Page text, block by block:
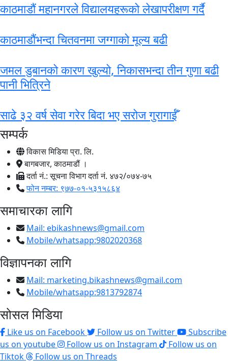
काठमाडौं महानगरले विद्यालयहरूको लेखापरीक्षण गर्दै
काठमाडौंभन्दा चितवनमा जग्गाको मूल्य बढी
जमल डुबानको कारण खुल्यो, निकासभन्दा तीन गुणा बढी
पानी भित्रिने
साढे ३२ वर्ष सेवा गरेर बिदा भए सरोज गुरागाईँ
सम्पर्क
विकास मिडिया प्रा. लि.
बागबजार, काठमाडौं ।
दर्ता नं.: सूचना विभाग दर्ता नं. ४७२/०७४-७५
फोन नम्बर: ९७७-०१-५३१५८६४
समाचारका लागि
Mail: ebikashnews@gmail.com
Mobile/whatsapp:9802020368
विज्ञापनका लागि
Mail: marketing.bikashnews@gmail.com
Mobile/whatsapp:9813792874
सोसल मिडिया
Like us on Facebook Follow us on Twitter
Subscribe
us on youtube
Follow us on Instagram
Follow us on
Tiktok
Follow us on Threads